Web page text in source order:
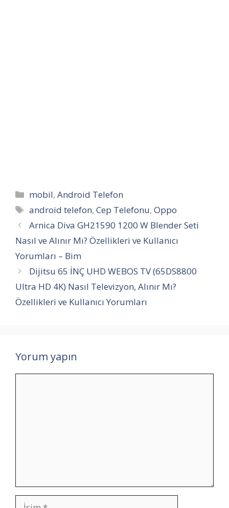
Kategoriler
mobil,Android Telefon
Etiketler
android telefon,Cep Telefonu,Oppo
Arnica Diva GH21590 1200 W Blender Seti
Nasıl ve Alınır Mı? Özellikleri ve Kullanıcı
Yorumları – Bim
Dijitsu 65 İNÇ UHD WEBOS TV (65DS8800
Ultra HD 4K) Nasıl Televizyon, Alınır Mı?
Özellikleri ve Kullanıcı Yorumları
Yorum yapın
İsim